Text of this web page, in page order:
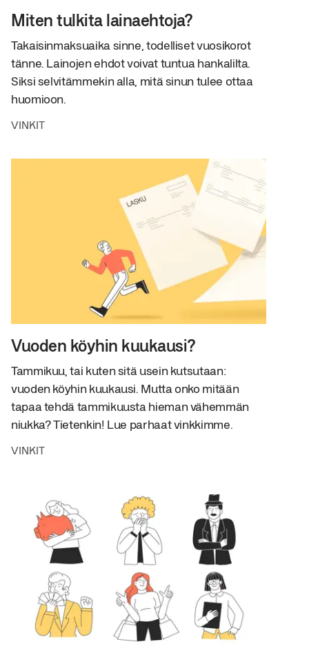
Miten tulkita lainaehtoja?
Takaisinmaksuaika sinne, todelliset vuosikorot
tänne. Lainojen ehdot voivat tuntua hankalilta.
Siksi selvitämmekin alla, mitä sinun tulee ottaa
huomioon.
VINKIT
Vuoden köyhin kuukausi?
Tammikuu, tai kuten sitä usein kutsutaan:
vuoden köyhin kuukausi. Mutta onko mitään
tapaa tehdä tammikuusta hieman vähemmän
niukka? Tietenkin! Lue parhaat vinkkimme.
VINKIT